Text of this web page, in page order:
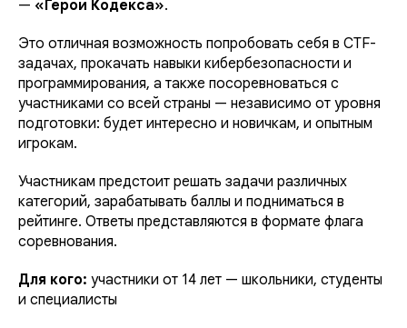
— «Герои Кодекса».
Это отличная возможность попробовать себя в CTF-
задачах, прокачать навыки кибербезопасности и
программирования, а также посоревноваться с
участниками со всей страны — независимо от уровня
подготовки: будет интересно и новичкам, и опытным
игрокам.
Участникам предстоит решать задачи различных
категорий, зарабатывать баллы и подниматься в
рейтинге. Ответы представляются в формате флага
соревнования.
Для кого: участники от 14 лет — школьники, студенты
и специалисты